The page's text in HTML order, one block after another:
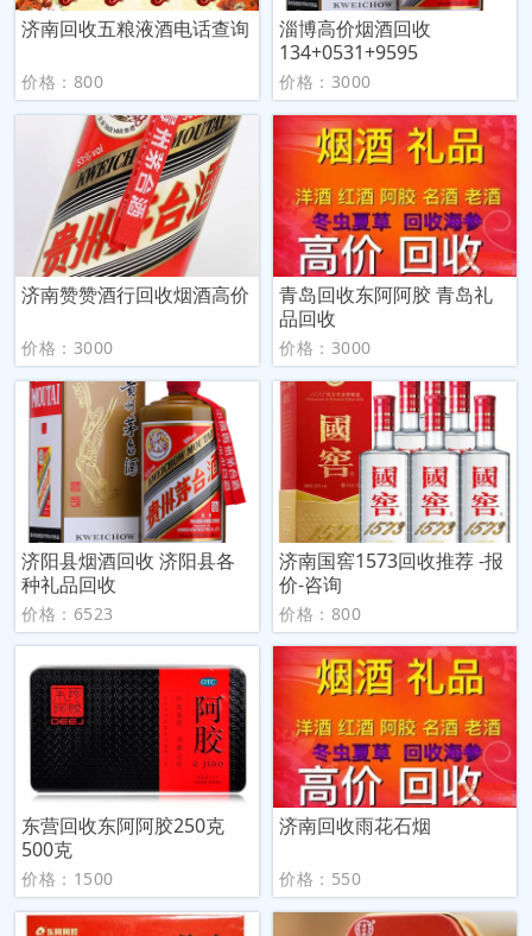
济南回收五粮液酒电话查询
价格：800
淄博高价烟酒回收
134+0531+9595
价格：3000
济南赞赞酒行回收烟酒高价
价格：3000
青岛回收东阿阿胶 青岛礼
品回收
价格：3000
济阳县烟酒回收 济阳县各
种礼品回收
价格：6523
济南国窖1573回收推荐 -报
价-咨询
价格：800
东营回收东阿阿胶250克
500克
价格：1500
济南回收雨花石烟
价格：550